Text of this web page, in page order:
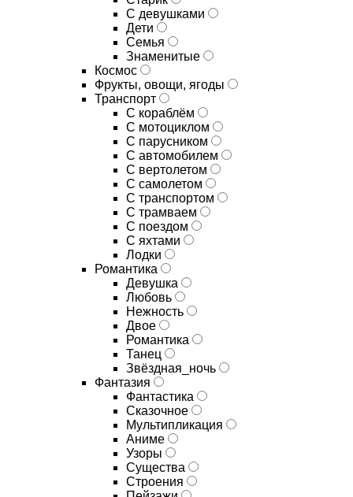
С девушками
Дети
Семья
Знаменитые
Космос
Фрукты, овощи, ягоды
Транспорт
С кораблём
С мотоциклом
С парусником
С автомобилем
С вертолетом
С самолетом
С транспортом
С трамваем
С поездом
С яхтами
Лодки
Романтика
Девушка
Любовь
Нежность
Двое
Романтика
Танец
Звёздная_ночь
Фантазия
Фантастика
Сказочное
Мультипликация
Аниме
Узоры
Существа
Строения